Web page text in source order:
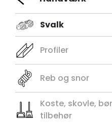
Svalk
Profiler
Reb og snor
Koste, skovle,
tilbehør